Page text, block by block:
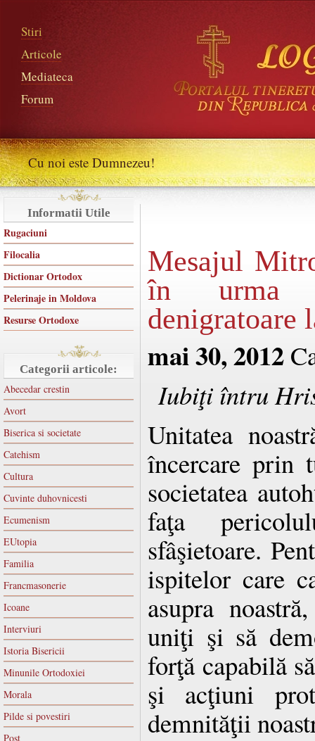
Stiri
Articole
Mediateca
Forum
Cu noi este Dumnezeu!
Informatii Utile
Rugaciuni
Filocalia
Dictionar Ortodox
Pelerinaje in Moldova
Resurse Ortodoxe
Categorii articole:
Abecedar crestin
Avort
Biserica si societate
Catehism
Cultura
Cuvinte duhovnicesti
Ecumenism
EUtopia
Familia
Francmasonerie
Icoane
Interviuri
Istoria Bisericii
Minunile Ortodoxiei
Morala
Pilde si povestiri
Post
Mesajul
în urma
denigratoare
mai 30, 2012
Iubiţi întru
Unitatea
încercare prin
societatea
faţa
sfâşietoare.
ispitelor care
asupra
uniţi şi să
forţă capabilă
şi acţiuni
demnităţii